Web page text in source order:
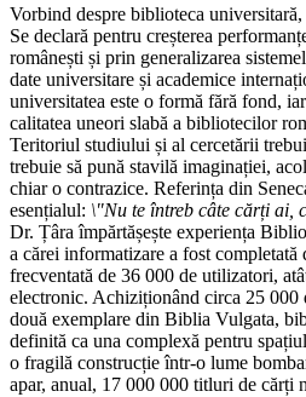
Vorbind despre biblioteca
Se declară pentru creșterea
românești și prin generalizarea
date universitare și academice
universitatea este o formă fără fond,
calitatea uneori slabă a bibliotecilor
Teritoriul studiului și al cercetării
trebuie să pună stavilă imaginației,
chiar o contrazice. Referința din
esențialul: \"Nu te întreb câte cărți ai,
Dr. Țâra împărtășește experiența
a cărei informatizare a fost completată
frecventată de 36 000 de utilizatori,
electronic. Achiziționând circa 25 000
două exemplare din Biblia Vulgata,
definită ca una complexă pentru
o fragilă construcție într-o lume
apar, anual, 17 000 000 titluri de cărți